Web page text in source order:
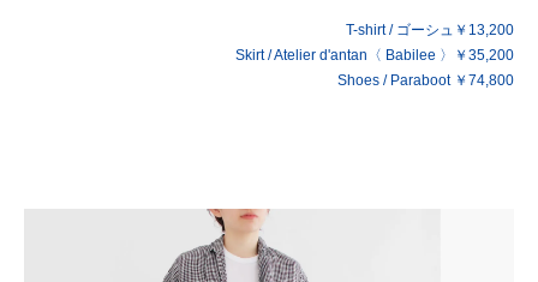
T-shirt / ゴーシュ￥13,200
Skirt / Atelier d'antan〈 Babilee 〉￥35,200
Shoes / Paraboot ￥74,800